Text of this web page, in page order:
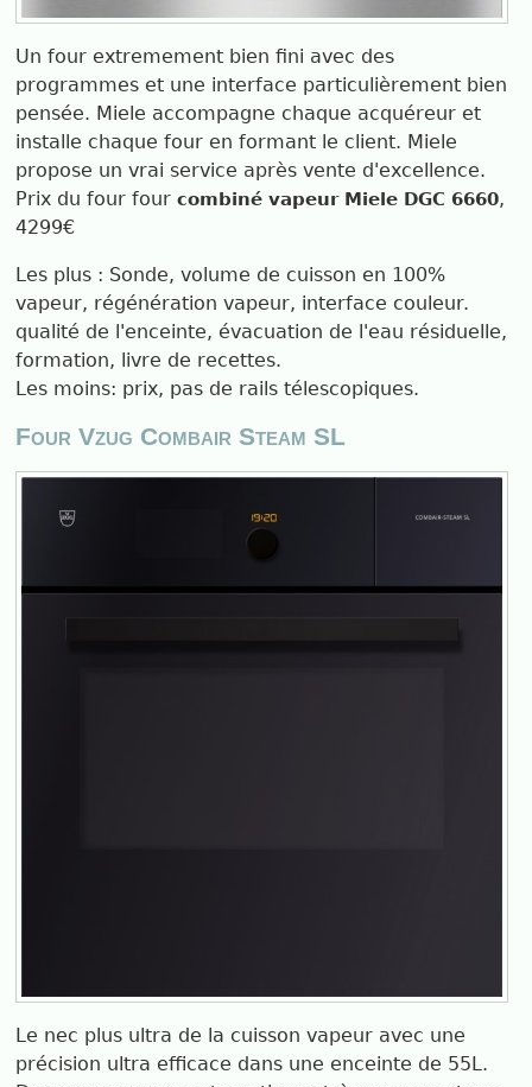
Un four extremement bien fini avec des
programmes et une interface particulièrement bien
pensée. Miele accompagne chaque acquéreur et
installe chaque four en formant le client. Miele
propose un vrai service après vente d'excellence.
Prix du four fourcombiné vapeur Miele DGC 6660,
4299€
Les plus : Sonde, volume de cuisson en 100%
vapeur, régénération vapeur, interface couleur.
qualité de l'enceinte, évacuation de l'eau résiduelle,
formation, livre de recettes.
Les moins: prix, pas de rails télescopiques.
Four Vzug Combair Steam SL
Le nec plus ultra de la cuisson vapeur avec une
précision ultra efficace dans une enceinte de 55L.